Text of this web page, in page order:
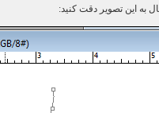
به این تصویر دقت کنید: